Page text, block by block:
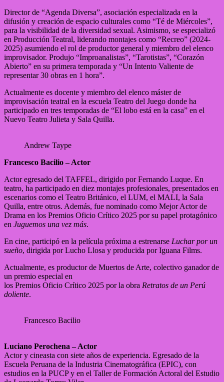
Director de “Agenda Diversa”, asociación especializada en la
difusión y creación de espacio culturales como “Té de Miércoles”,
para la visibilidad de la diversidad sexual. Asimismo, se especializó
en Producción Teatral, liderando montajes como “Recreo” (2024-
2025) asumiendo el rol de productor general y miembro del elenco
improvisador. Produjo “Improanalistas”, “Tarotistas”, “Corazón
Abierto” en su primera temporada y “Un Intento Valiente de
representar 30 obras en 1 hora”.
Actualmente es docente y miembro del elenco máster de
improvisación teatral en la escuela Teatro del Juego donde ha
participado en tres temporadas de “El lobo está en la casa” en el
Nuevo Teatro Julieta y Sala Quilla.
Andrew Taype
Francesco Bacilio – Actor
Actor egresado del TAFFEL, dirigido por Fernando Luque. En
teatro, ha participado en diez montajes profesionales, presentados en
escenarios como el Teatro Británico, el LUM, el MALI, la Sala
Quilla, entre otros. Además, fue nominado como Mejor Actor de
Drama en los Premios Oficio Crítico 2025 por su papel protagónico
en Juguemos una vez más.
En cine, participó en la película próxima a estrenarse Luchar por un
sueño, dirigida por Lucho Llosa y producida por Iguana Films.
Actualmente, es productor de Muertos de Arte, colectivo ganador de
un premio especial en
los Premios Oficio Crítico 2025 por la obra Retratos de un Perú
doliente.
Francesco Bacilio
Luciano Perochena – Actor
Actor y cineasta con siete años de experiencia. Egresado de la
Escuela Peruana de la Industria Cinematográfica (EPIC), con
estudios en la PUCP y en el Taller de Formación Actoral del Estudio